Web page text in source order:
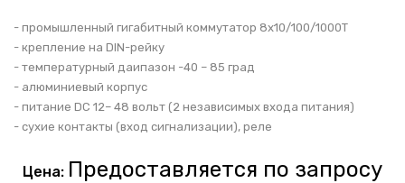
- промышленный гигабитный коммутатор 8x10/100/1000T
- крепление на DIN-рейку
- температурный даипазон -40 – 85 град
- алюминиевый корпус
- питание DC 12– 48 вольт (2 независимых входа питания)
- сухие контакты (вход сигнализации), реле
Цена: Предоставляется по запросу